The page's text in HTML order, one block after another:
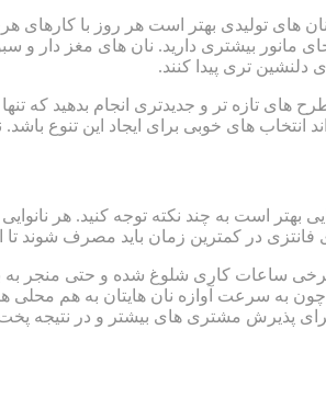
های تولیدی بهتر است هر روز با کارهای
مانور بیشتری دارید. نان های مغز دار و
دلنشین تری پیدا کنند.
طرح های تازه تر و جدیدتری انجام بدهید
انتخاب های خوبی برای ایجاد این تنوع
بهتر است به چند نکته توجه کنید. هر
فانتزی در کمترین زمان باید مصرف شوند
برخی ساعات کاری شلوغ شده و حتی منجر
به سرعت آوازه نان هایتان به هم
پذیرش مشتری های بیشتر و در نتیجه پخت